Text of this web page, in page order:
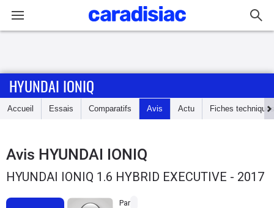
Accueil
Essais
Guide
HYUNDAI IONIQ
Accueil Essais Comparatifs Avis Actu Fiches techniques
Avis HYUNDAI IONIQ
HYUNDAI IONIQ 1.6 HYBRID EXECUTIVE - 2017
Par